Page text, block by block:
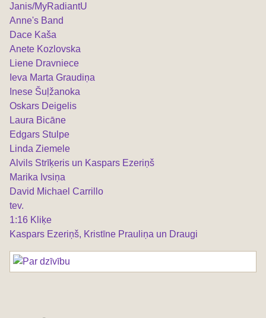
Janis/MyRadiantU
Anne's Band
Dace Kaša
Anete Kozlovska
Liene Dravniece
Ieva Marta Graudiņa
Inese Šuļžanoka
Oskars Deigelis
Laura Bicāne
Edgars Stulpe
Linda Ziemele
Alvils Strīķeris un Kaspars Ezeriņš
Marika Ivsiņa
David Michael Carrillo
tev.
1:16 Kliķe
Kaspars Ezeriņš, Kristīne Prauliņa un Draugi